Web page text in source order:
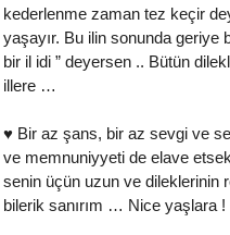
kederlenme zaman tez keçir
yaşayır. Bu ilin sonunda geriye
bir il idi ” deyersen .. Bütün
illere …
♥ Bir az şans, bir az sevgi ve
ve memnuniyyeti de elave etsek
senin üçün uzun ve dileklerinin
bilerik sanırım … Nice yaşlara !